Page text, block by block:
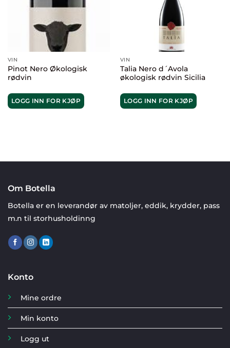
VIN
Pinot Nero Økologisk
rødvin
LOGG INN FOR KJØP
VIN
Talia Nero d´Avola
økologisk rødvin Sicilia
LOGG INN FOR KJØP
Om Botella
Botella er en leverandør av matoljer, eddik, krydder, pass
m.n til storhusholdinng
Konto
Mine ordre
Min konto
Logg ut